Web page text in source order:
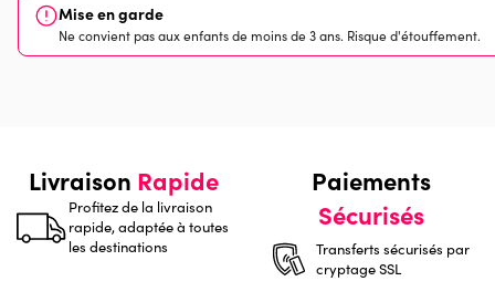
Mise en garde
Ne convient pas aux enfants de moins de 3 ans. Risque d'étouffement.
Livraison Rapide
Profitez de la livraison
rapide, adaptée à toutes
les destinations
Paiements
Sécurisés
Transferts sécurisés par
cryptage SSL